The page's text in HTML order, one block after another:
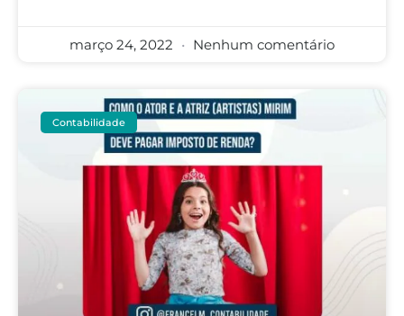
março 24, 2022 Nenhum comentário
Contabilidade